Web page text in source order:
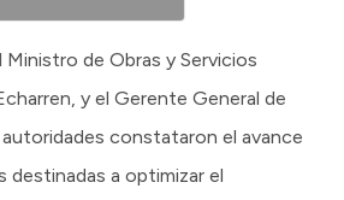
de Obras y Servicios
y el Gerente General de
autoridades constataron el avance
destinadas a optimizar el